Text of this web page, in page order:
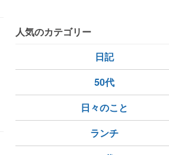
人気のカテゴリー
日記
50代
日々のこと
ランチ